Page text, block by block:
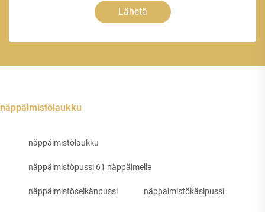
Lähetä
näppäimistölaukku
näppäimistölaukku
näppäimistöpussi 61 näppäimelle
näppäimistöselkänpussi näppäimistökäsipussi